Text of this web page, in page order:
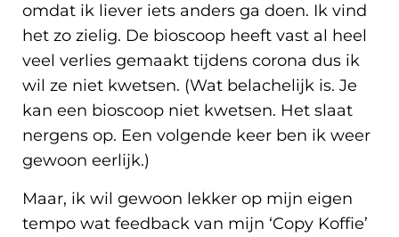
omdat ik liever iets anders ga doen. Ik vind
het zo zielig. De bioscoop heeft vast al heel
veel verlies gemaakt tijdens corona dus ik
wil ze niet kwetsen. (Wat belachelijk is. Je
kan een bioscoop niet kwetsen. Het slaat
nergens op. Een volgende keer ben ik weer
gewoon eerlijk.)
Maar, ik wil gewoon lekker op mijn eigen
tempo wat feedback van mijn ‘Copy Koffie’